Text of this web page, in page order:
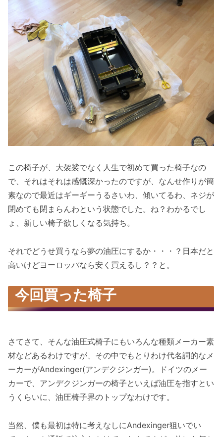
この椅子が、大袈裟でなく人生で初めて買った椅子なの
で、それはそれは感慨深かったのですが、なんせ作りが簡
素なので最近はギーギーうるさいわ、傾いてるわ、ネジが
閉めても閉まらんわという状態でした。ね？わかるでし
ょ、新しい椅子欲しくなる気持ち。
それでどうせ買うなら夢の油圧にするか・・・？日本だと
高いけどヨーロッパなら安く買えるし？？と。
今回買った椅子
さてさて、そんな油圧式椅子にもいろんな種類メーカー素
材などあるわけですが、その中でもとりわけ代名詞的なメ
ーカーがAndexinger(アンデクジンガー)。ドイツのメー
カーで、アンデクジンガーの椅子といえば油圧を指すとい
うくらいに、油圧椅子界のトップなわけです。
当然、僕も最初は特に考えなしにAndexinger狙いでい